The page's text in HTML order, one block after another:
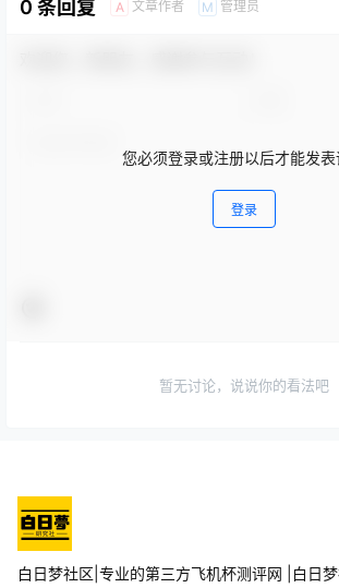
0 条回复 A 文章作者 M 管理员
您必须登录或注册以后才能发
登录
暂无讨论，说说你的看法吧
白日梦社区|专业的第三方飞机杯测评网 |白日